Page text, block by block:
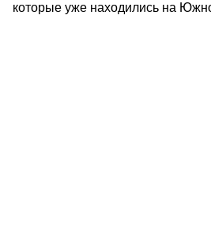
которые уже находились на